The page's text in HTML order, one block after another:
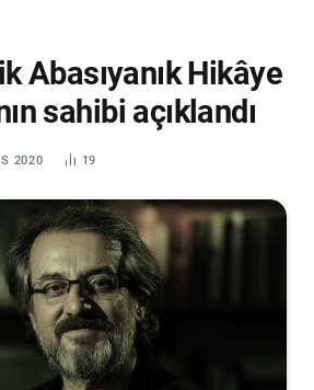
Abasıyanık Hikâye
sahibi açıklandı
2020 19